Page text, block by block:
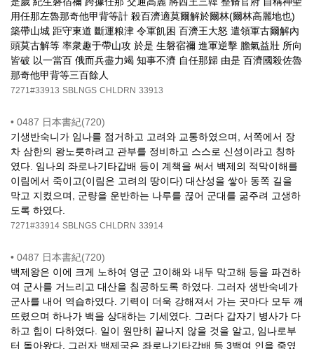
用任那左魯那奇他甲背等計 殺百濟適莫爾解於爾林(爾林高麗地也)
築帶山城 距守東道 斷運粮津 令軍飢困 百濟王大怒 遣領軍古爾解內
頭莫古解等 率衆趣于帶山攻 於是 生磐宿禰 進軍逆擊 膽氣益壯 所向
皆破 以一當百 俄而兵盡力竭 知事不濟 自任那歸 由是 百濟國殺佐魯
那奇他甲背等三百餘人
7271#33913 SBLNGS CHLDRN 33913
• 0487 日本書紀(720)
기생반숙니가 임나를 점거하고 고려와 교통하였으며, 서쪽에서 장
차 삼한의 왕노릇하려고 관부를 정비하고 스스로 신성이라고 칭하
였다. 임나의 좌로나기타갑배 등이 계책을 써서 백제의 적막이해를
이림에서 죽이고(이림은 고려의 땅이다) 대산성을 쌓아 동쪽 길을
막고 지켰으며, 군량을 운반하는 나루를 끊어 군대를 굶주려 고생하
도록 하였다.
7271#33914 SBLNGS CHLDRN 33914
• 0487 日本書紀(720)
백제왕은 이에 크게 노하여 영군 고이해와 내두 막고해 등을 파견하
여 군사를 거느리고 대산을 침공하도록 하였다. 그러자 생반숙녜가
군사를 내어 역습하였다. 기력이 더욱 강해져서 가는 곳마다 모두 깨
뜨렸으며 하나가 백을 상대하는 기세였다. 그러다 갑자기 병사가 다
하고 힘이 다하였다. 일이 원만히 끝나지 않을 것을 알고, 임나로부
터 돌아왔다. 그러자 백제국은 좌로나기타갑배 등 3백여 인을 죽였